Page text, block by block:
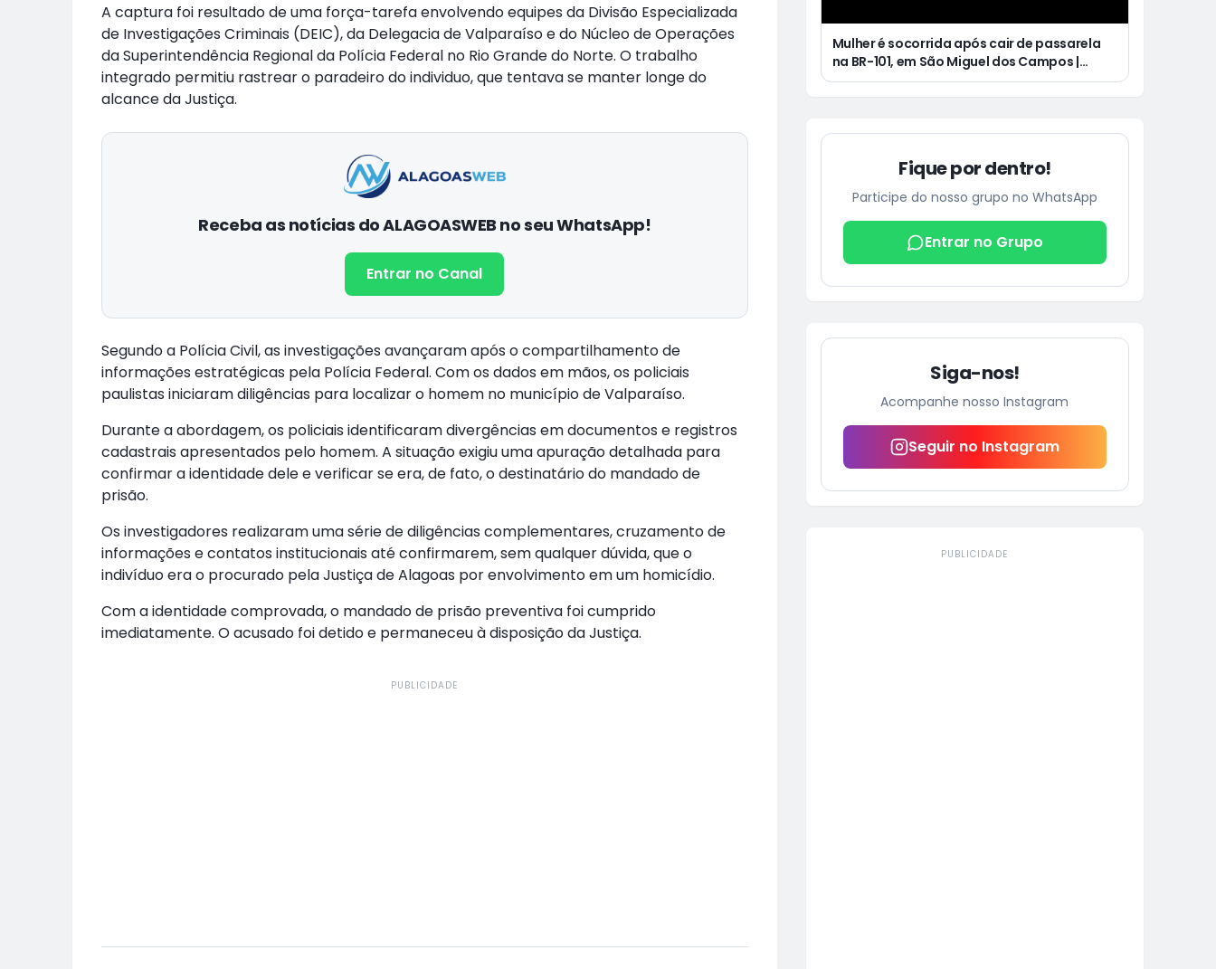
A captura foi resultado de uma força-tarefa envolvendo equipes da Divisão Especializada
de Investigações Criminais (DEIC), da Delegacia de Valparaíso e do Núcleo de Operações
da Superintendência Regional da Polícia Federal no Rio Grande do Norte. O trabalho
integrado permitiu rastrear o paradeiro do individuo, que tentava se manter longe do
alcance da Justiça.
Receba as notícias do ALAGOASWEB no seu WhatsApp!
Entrar no Canal
Segundo a Polícia Civil, as investigações avançaram após o compartilhamento de
informações estratégicas pela Polícia Federal. Com os dados em mãos, os policiais
paulistas iniciaram diligências para localizar o homem no município de Valparaíso.
Durante a abordagem, os policiais identificaram divergências em documentos e registros
cadastrais apresentados pelo homem. A situação exigiu uma apuração detalhada para
confirmar a identidade dele e verificar se era, de fato, o destinatário do mandado de
prisão.
Os investigadores realizaram uma série de diligências complementares, cruzamento de
informações e contatos institucionais até confirmarem, sem qualquer dúvida, que o
indivíduo era o procurado pela Justiça de Alagoas por envolvimento em um homicídio.
Com a identidade comprovada, o mandado de prisão preventiva foi cumprido
imediatamente. O acusado foi detido e permaneceu à disposição da Justiça.
PUBLICIDADE
Mulher é socorrida após cair de passarela
na BR-101, em São Miguel dos Campos |
Jovem de 25 anos morre após acidente de
Fique por dentro!
Participe do nosso grupo no WhatsApp
Entrar no Grupo
Siga-nos!
Acompanhe nosso Instagram
Seguir no Instagram
PUBLICIDADE